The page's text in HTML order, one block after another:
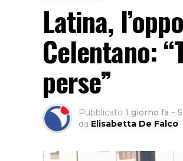
Latina,
Celentano:
perse”
Pubblicato 1 giorno fa –
da Elisabetta De Falco